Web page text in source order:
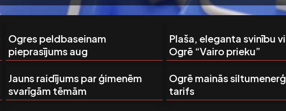
Ogres peldbaseinam
pieprasījums aug
Plaša, eleganta svinību
Ogrē “Vairo prieku”
Jauns raidījums par ģimenēm
svarīgām tēmām
Ogrē mainās
tarifs